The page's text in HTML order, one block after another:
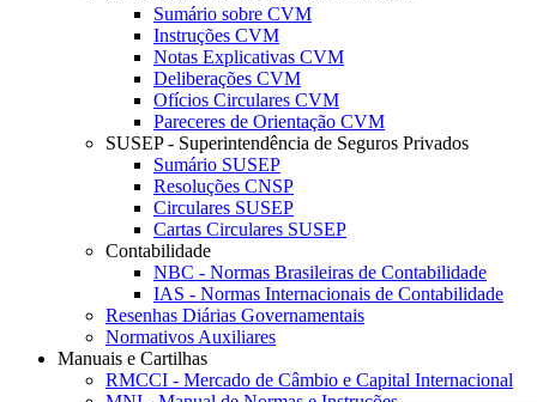
Sumário sobre CVM
Instruções CVM
Notas Explicativas CVM
Deliberações CVM
Ofícios Circulares CVM
Pareceres de Orientação CVM
SUSEP - Superintendência de Seguros Privados
Sumário SUSEP
Resoluções CNSP
Circulares SUSEP
Cartas Circulares SUSEP
Contabilidade
NBC - Normas Brasileiras de Contabilidade
IAS - Normas Internacionais de Contabilidade
Resenhas Diárias Governamentais
Normativos Auxiliares
Manuais e Cartilhas
RMCCI - Mercado de Câmbio e Capital Internacional